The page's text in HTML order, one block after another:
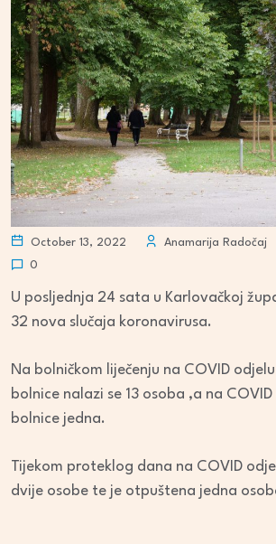
October 13, 2022 Anamarija Radočaj
0
U posljednja 24 sata u Karlovačkoj
32 nova slučaja koronavirusa.
Na bolničkom liječenju na COVID
bolnice nalazi se 13 osoba ,a na
bolnice jedna.
Tijekom proteklog dana na COVID
dvije osobe te je otpuštena jedna